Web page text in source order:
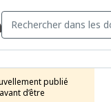
publié
d’être